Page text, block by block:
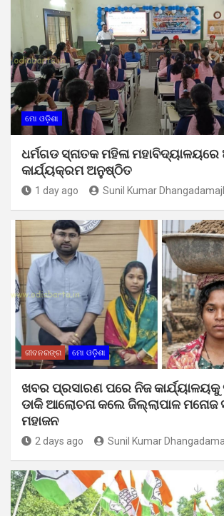
ମୋ ଓଡ଼ିଶା
ଧର୍ମଗଡ ସ୍ନାତକ ମହିଳା
କାର୍ଯ୍ୟକ୍ରମ ଅନୁଷ୍ଠିତ
1 day ago Sunil Kumar
ଜୀବନରଙ୍ଗ ମୋ ଓଡ଼ିଶା
ଖବର ପ୍ରସାରଣ ପରେ ନିଜ କାର୍ଯ୍ୟାଳୟକୁ
ଡାକି ଆଲୋଚନା କଲେ ଜିଲ୍ଲାପାଳ ମନୋଜ
ମହାଜନ
2 days ago Sunil Kumar